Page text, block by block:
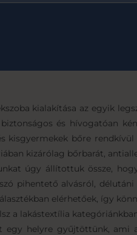
kialakítása az egyik
és hívogatóan
kisgyermekek bőre
kizárólag bőrbarát,
úgy állítottuk össze,
pihentető alvásról,
elérhetőek, így
a lakástextília
egy helyre gyűjtöttünk, ami